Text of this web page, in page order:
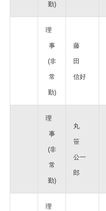
勤)
理
事
(非
常
勤)
藤
田
信好
理
事
(非
常
勤)
丸
笹
公一
郎
理